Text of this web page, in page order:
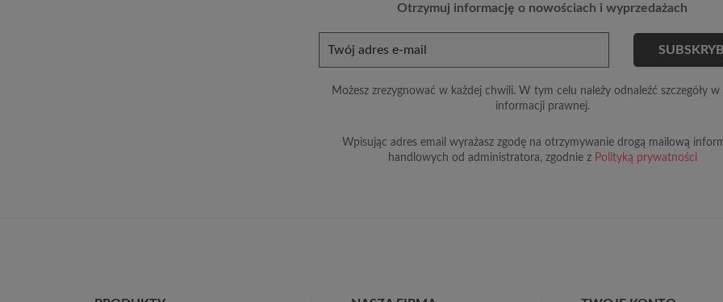
Otrzymuj informację o nowościach i wyprzedażach
Możesz zrezygnować w każdej chwili. W tym celu należy odnaleźć szczegóły w
informacji prawnej.
Wpisując adres email wyrażasz zgodę na otrzymywanie drogą mailową
handlowych od administratora, zgodnie z Polityką prywatności